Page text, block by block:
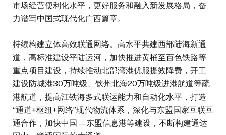
市场经营便利化水平，更好服务和融入新发展格局，奋
力谱写中国式现代化广西篇章。
持续构建立体高效联通网络。高水平共建西部陆海新通
道，高标准建设平陆运河，加快推进黄桶至百色铁路等
重点项目建设，持续推动北部湾港优服提效降费，开工
建设防城港30万吨级、钦州北海20万吨级进港航道等疏
港航道，提高江铁海多式联运能力和自动化水平，打造
“通道+枢纽+网络”现代物流体系，深化与东盟国家互联互
通合作，加快中国—东盟信息港等建设，不断构建通达